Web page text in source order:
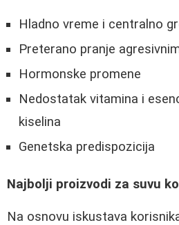
Hladno vreme i centralno
Preterano pranje
Hormonske promene
Nedostatak vitamina i
kiselina
Genetska predispozicija
Najbolji proizvodi za suvu
Na osnovu iskustava